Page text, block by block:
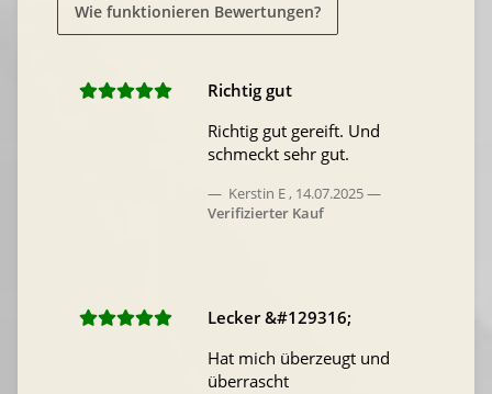
Wie funktionieren Bewertungen?
Richtig gut
Richtig gut gereift. Und
schmeckt sehr gut.
Kerstin E, 14.07.2025
Verifizierter Kauf
Lecker &#129316;
Hat mich überzeugt und
überrascht